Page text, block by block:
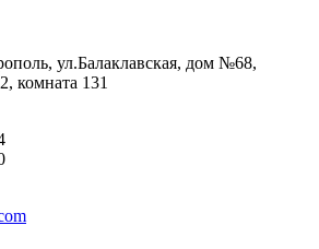
ул.Балаклавская, дом №68,
комната 131